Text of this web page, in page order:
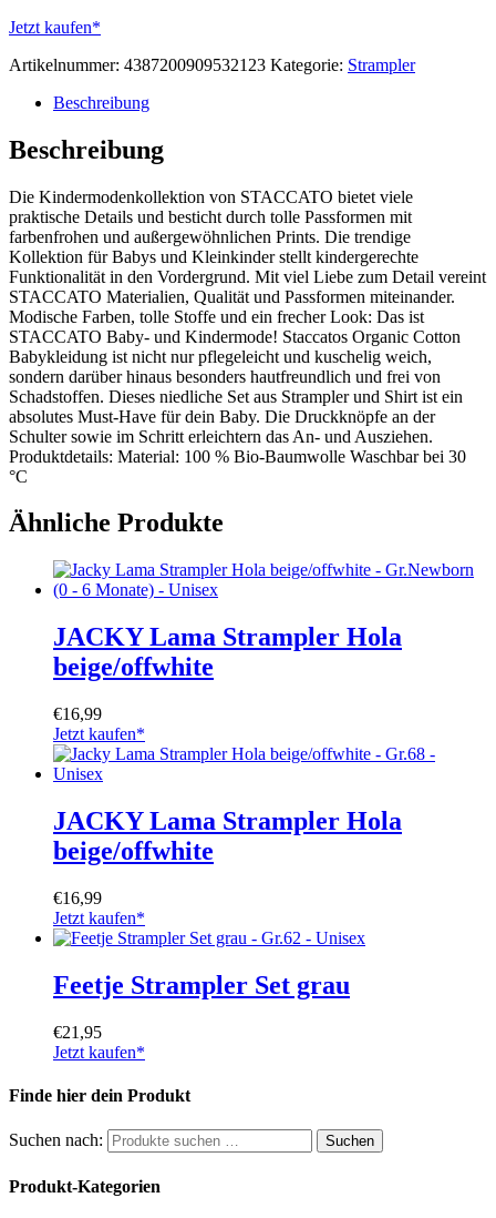
Jetzt kaufen*
Artikelnummer: 4387200909532123 Kategorie: Strampler
Beschreibung
Beschreibung
Die Kindermodenkollektion von STACCATO bietet viele
praktische Details und besticht durch tolle Passformen mit
farbenfrohen und außergewöhnlichen Prints. Die trendige
Kollektion für Babys und Kleinkinder stellt kindergerechte
Funktionalität in den Vordergrund. Mit viel Liebe zum Detail vereint
STACCATO Materialien, Qualität und Passformen miteinander.
Modische Farben, tolle Stoffe und ein frecher Look: Das ist
STACCATO Baby- und Kindermode! Staccatos Organic Cotton
Babykleidung ist nicht nur pflegeleicht und kuschelig weich,
sondern darüber hinaus besonders hautfreundlich und frei von
Schadstoffen. Dieses niedliche Set aus Strampler und Shirt ist ein
absolutes Must-Have für dein Baby. Die Druckknöpfe an der
Schulter sowie im Schritt erleichtern das An- und Ausziehen.
Produktdetails: Material: 100 % Bio-Baumwolle Waschbar bei 30
°C
Ähnliche Produkte
JACKY Lama Strampler Hola
beige/offwhite
€16,99
Jetzt kaufen*
JACKY Lama Strampler Hola
beige/offwhite
€16,99
Jetzt kaufen*
Feetje Strampler Set grau
€21,95
Jetzt kaufen*
Finde hier dein Produkt
Suchen nach: Suchen
Produkt-Kategorien